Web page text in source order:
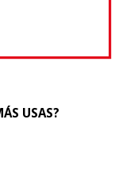
USAS?